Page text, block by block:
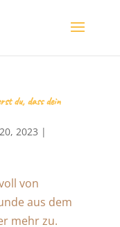
du, dass dein
2023 |
von
aus dem
mehr zu.